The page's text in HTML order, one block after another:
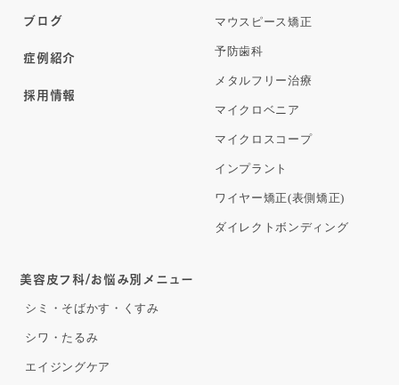
ブログ
症例紹介
採用情報
マウスピース矯正
予防歯科
メタルフリー治療
マイクロベニア
マイクロスコープ
インプラント
ワイヤー矯正(表側矯正)
ダイレクトボンディング
美容皮フ科/お悩み別メニュー
シミ・そばかす・くすみ
シワ・たるみ
エイジングケア